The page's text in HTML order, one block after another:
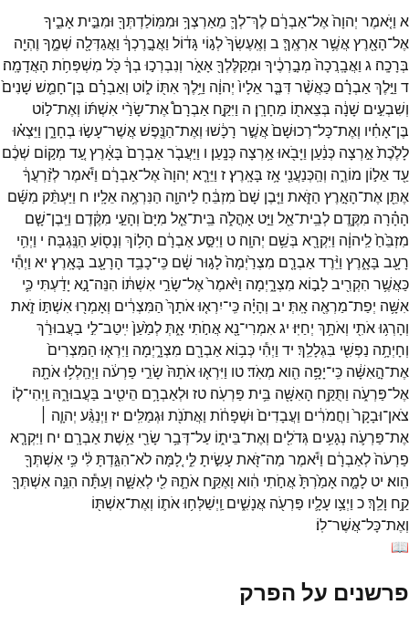
א וַיֹּ֤אמֶר יְהוָה֙אֶל־אַבְרָ֔ם לֶךְ־לְךָ֛ מֵאַרְצְךָ֥ וּמִמּֽוֹלַדְתְּךָ֖ וּמִבֵּ֣יתאָבִ֑יךָ
אֶל־הָאָ֖רֶץאֲשֶׁ֥ראַרְאֶֽךָּ׃ ב וְאֶֽעֶשְׂךָ֙לְג֣וֹי גָּד֔וֹל וַאֲבָ֣רֶכְךָ֔ וַאֲגַדְּלָ֖ה שְׁמֶ֑ךָ וֶהְיֵ֖ה
בְּרָכָֽה׃ ג וַאֲבָֽרֲכָה֙ מְבָ֣רְכֶ֔יךָ וּמְקַלֶּלְךָ֖אָאֹ֑ר וְנִבְרְכ֣וּ בְךָ֔כֹּ֖ל מִשְׁפְּחֹ֥ת הָאֲדָמָֽה׃
ד וַיֵּ֣לֶךְאַבְרָ֗ם כַּאֲשֶׁ֨רדִּבֶּ֤ראֵלָיו֙ יְהוָ֔ה וַיֵּ֥לֶךְאִתּ֖וֹ ל֑וֹט וְאַבְרָ֗ם בֶּן־חָמֵ֤שׁ שָׁנִים֙
וְשִׁבְעִ֣ים שָׁנָ֔ה בְּצֵאת֖וֹ מֵחָרָֽן׃ ה וַיִּקַּ֣ח אַבְרָם֩אֶת־שָׂרַ֨י אִשְׁתּ֜וֹ וְאֶת־ל֣וֹט
בֶּן־אָחִ֗יו וְאֶת־כָּל־רְכוּשָׁם֙אֲשֶׁ֣ר רָכָ֔שׁוּ וְאֶת־הַנֶּ֖פֶשׁאֲשֶׁר־עָשׂ֣וּ בְחָרָ֑ן וַיֵּצְא֗וּ
לָלֶ֙כֶת֙אַ֣רְצָה כְּנַ֔עַן וַיָּבֹ֖אוּאַ֥רְצָה כְּנָֽעַן׃ ו וַיַּעֲבֹ֤ראַבְרָם֙ בָּאָ֔רֶץעַ֚ד מְק֣וֹם שְׁכֶ֔ם
עַ֖דאֵל֣וֹן מוֹרֶ֑ה וְהַֽכְּנַעֲנִ֖י אָ֥ז בָּאָֽרֶץ׃ז וַיֵּרָ֤א יְהוָה֙אֶל־אַבְרָ֔ם וַיֹּ֕אמֶרלְזַ֨רְעֲךָ֔
אֶתֵּ֖ן אֶת־הָאָ֣רֶץ הַזֹּ֑את וַיִּ֤בֶן שָׁם֙ מִזְבֵּ֔חַ לַיהוָ֖ה הַנִּרְאֶ֥ה אֵלָֽיו׃ ח וַיַּעְתֵּ֨ק מִשָּׁ֜ם
הָהָ֗רָה מִקֶּ֛דֶם לְבֵֽית־אֵ֖ל וַיֵּ֣ט אָהֳלֹ֑ה בֵּֽית־אֵ֤ל מִיָּם֙ וְהָעַ֣י מִקֶּ֔דֶם וַיִּֽבֶן־שָׁ֤ם
מִזְבֵּ֙חַ֙לַֽיהוָ֔ה וַיִּקְרָ֖א בְּשֵׁ֥ם יְהוָֽה׃ ט וַיִּסַּ֣עאַבְרָ֔ם הָל֥וֹךְ וְנָס֖וֹעַ הַנֶּֽגְבָּה׃ י וַיְהִ֥י
רָעָ֖ב בָּאָ֑רֶץ וַיֵּ֨רֶדאַבְרָ֤ם מִצְרַ֙יְמָה֙לָג֣וּר שָׁ֔ם כִּֽי־כָבֵ֥ד הָרָעָ֖ב בָּאָֽרֶץ׃ יא וַיְהִ֕י
כַּאֲשֶׁ֥ר הִקְרִ֖יבלָב֣וֹא מִצְרָ֑יְמָה וַיֹּ֙אמֶר֙אֶל־שָׂרַ֣י אִשְׁתּ֔וֹ הִנֵּה־נָ֣א יָדַ֔עְתִּי כִּ֛י
אִשָּׁ֥ה יְפַת־מַרְאֶ֖ה אָֽתְּ׃ יב וְהָיָ֗ה כִּֽי־יִרְא֤וּאֹתָךְ֙ הַמִּצְרִ֔ים וְאָמְר֖וּאִשְׁתּ֣וֹ זֹ֑את
וְהָרְג֥וּאֹתִ֖י וְאֹתָ֥ךְ יְחַיּֽוּ׃ יגאִמְרִי־נָ֖אאֲחֹ֣תִי אָ֑תְּלְמַ֙עַן֙ יִֽיטַב־לִ֣י בַעֲבוּרֵ֔ךְ
וְחָיְתָ֥ה נַפְשִׁ֖י בִּגְלָלֵֽךְ׃ יד וַיְהִ֕י כְּב֥וֹאאַבְרָ֖ם מִצְרָ֑יְמָה וַיִּרְא֤וּ הַמִּצְרִים֙
אֶת־הָ֣אִשָּׁ֔ה כִּֽי־יָפָ֥ה הִ֖וא מְאֹֽד׃טו וַיִּרְא֤וּאֹתָהּ֙ שָׂרֵ֣י פַרְעֹ֔ה וַיְהַֽלְל֥וּאֹתָ֖הּ
אֶל־פַּרְעֹ֑ה וַתֻּקַּ֥ח הָאִשָּׁ֖ה בֵּ֥ית פַּרְעֹֽה׃ טז וּלְאַבְרָ֥ם הֵיטִ֖יב בַּעֲבוּרָ֑הּ וַֽיְהִי־ל֤וֹ
צֹאן־וּבָקָר֙ וַחֲמֹרִ֔ים וַעֲבָדִים֙ וּשְׁפָחֹ֔ת וַאֲתֹנֹ֖ת וּגְמַלִּֽים׃ יז וַיְנַגַּ֨ע יְהוָ֧ה ׀
אֶת־פַּרְעֹ֛ה נְגָעִ֥ים גְּדֹלִ֖ים וְאֶת־בֵּית֑וֹ עַל־דְּבַ֥ר שָׂרַ֖י אֵ֥שֶׁתאַבְרָֽם׃ יח וַיִּקְרָ֤א
פַרְעֹה֙לְאַבְרָ֔ם וַיֹּ֕אמֶר מַה־זֹּ֖אתעָשִׂ֣יתָלִּ֑י לָ֚מָּה לֹא־הִגַּ֣דְתָּלִּ֔י כִּ֥י אִשְׁתְּךָ֖
הִֽוא׃ יט לָמָ֤ה אָמַ֙רְתָּ֙אֲחֹ֣תִי הִ֔וא וָאֶקַּ֥ח אֹתָ֛הּ לִ֖י לְאִשָּׁ֑ה וְעַתָּ֕ה הִנֵּ֥ה אִשְׁתְּךָ֖
קַ֥ח וָלֵֽךְ׃כ וַיְצַ֥ו עָלָ֛יו פַּרְעֹ֖ה אֲנָשִׁ֑ים וַֽיְשַׁלְּח֥וּאֹת֛וֹ וְאֶת־אִשְׁתּ֖וֹ
וְאֶת־כָּל־אֲשֶׁר־לֽוֹ׃
📖
פרשנים על הפרק